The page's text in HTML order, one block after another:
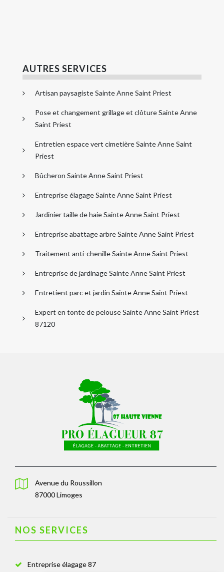
AUTRES SERVICES
Artisan paysagiste Sainte Anne Saint Priest
Pose et changement grillage et clôture Sainte Anne
Saint Priest
Entretien espace vert cimetière Sainte Anne Saint
Priest
Bûcheron Sainte Anne Saint Priest
Entreprise élagage Sainte Anne Saint Priest
Jardinier taille de haie Sainte Anne Saint Priest
Entreprise abattage arbre Sainte Anne Saint Priest
Traitement anti-chenille Sainte Anne Saint Priest
Entreprise de jardinage Sainte Anne Saint Priest
Entretient parc et jardin Sainte Anne Saint Priest
Expert en tonte de pelouse Sainte Anne Saint Priest
87120
Avenue du Roussillon
87000 Limoges
NOS SERVICES
Entreprise élagage 87